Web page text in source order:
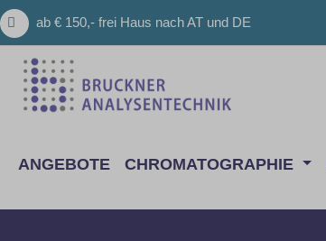
Hauptinhalt springen
Zur Suche springen
Zur Hauptnavigation springen
ab € 150,- frei Haus nach AT und DE
ANGEBOTE CHROMATOGRAPHIE